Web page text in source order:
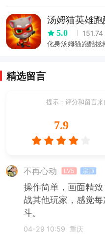
汤姆猫英雄
5.0
化身汤姆猫跑酷拯
精选留言
提示：评分和留言来
7.9
不再心动 LV5 宗师
操作简单，画面精
战其他玩家，感觉
斗。
04-29 10:59 重庆